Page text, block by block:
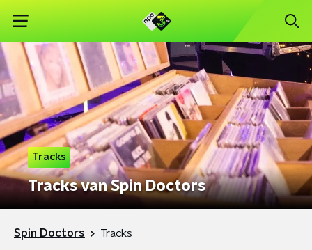
Tracks
Tracks van Spin Doctors
Spin Doctors Tracks